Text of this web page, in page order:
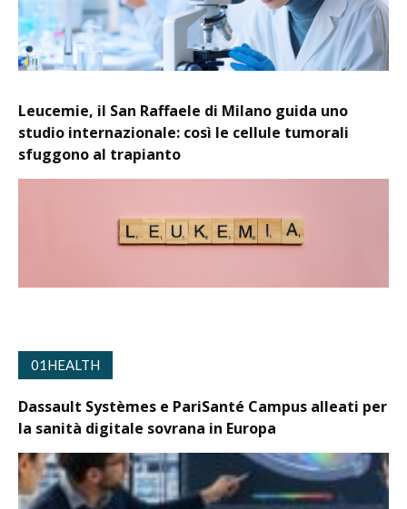
Leucemie, il San Raffaele di Milano guida uno
studio internazionale: così le cellule tumorali
sfuggono al trapianto
01HEALTH
Dassault Systèmes e PariSanté Campus alleati per
la sanità digitale sovrana in Europa